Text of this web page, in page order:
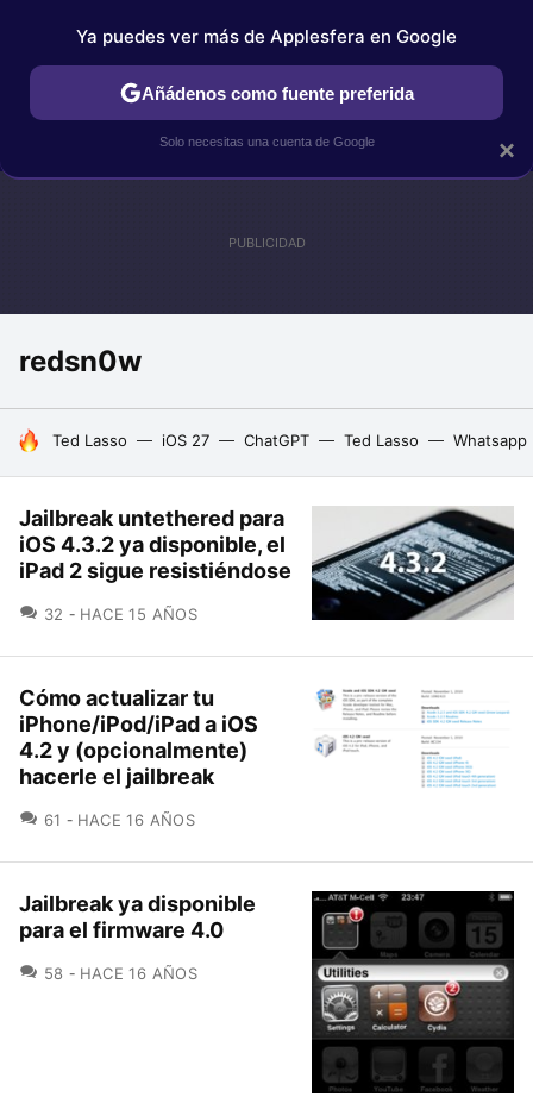
IPHONE TUTORIALES APPLESFERA SELECCIÓN
redsn0w
HOY SE HABLA DE
Ted Lasso iOS 27 ChatGPT Ted Lasso Whatsapp
Jailbreak untethered para
iOS 4.3.2 ya disponible, el
iPad 2 sigue resistiéndose
32 COMENTARIOS
HACE 15 AÑOS
Cómo actualizar tu
iPhone/iPod/iPad a iOS
4.2 y (opcionalmente)
hacerle el jailbreak
61 COMENTARIOS
HACE 16 AÑOS
Jailbreak ya disponible
para el firmware 4.0
58 COMENTARIOS
HACE 16 AÑOS
×
Ya puedes ver más de Applesfera en Google
Añádenos como fuente preferida
Solo necesitas una cuenta de Google